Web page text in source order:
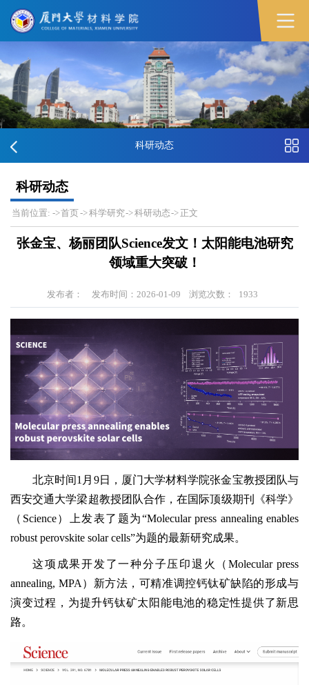
科研动态
科研动态
当前位置: ->首页 ->科学研究->科研动态-> 正文
张金宝、杨丽团队Science发文！太阳能电池研究
领域重大突破！
发布者： 发布时间：2026-01-09 浏览次数： 1933
北京时间1月9日，厦门大学材料学院张金宝教授团队与
西安交通大学梁超教授团队合作，在国际顶级期刊《科学》
（ Science）上发表了题为“Molecular press annealing enables
robust perovskite solar cells”为题的最新研究成果。
这项成果开发了一种分子压印退火（Molecular press
annealing, MPA）新方法，可精准调控钙钛矿缺陷的形成与
演变过程，为提升钙钛矿太阳能电池的稳定性提供了新思
路。